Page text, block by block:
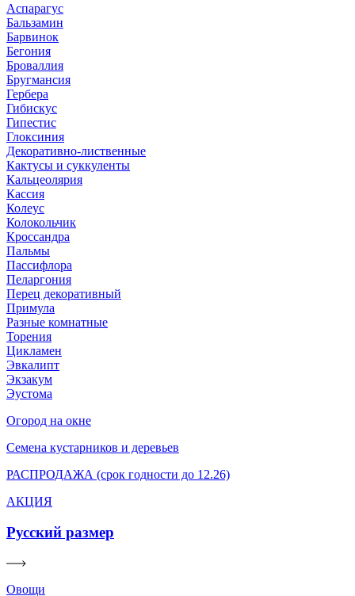
Аспарагус
Бальзамин
Барвинок
Бегония
Броваллия
Бругмансия
Гербера
Гибискус
Гипестис
Глоксиния
Декоративно-лиственные
Кактусы и суккуленты
Кальцеолярия
Кассия
Колеус
Колокольчик
Кроссандра
Пальмы
Пассифлора
Пеларгония
Перец декоративный
Примула
Разные комнатные
Торения
Цикламен
Эвкалипт
Экзакум
Эустома
Огород на окне
Семена кустарников и деревьев
РАСПРОДАЖА (срок годности до 12.26)
АКЦИЯ
Русский размер
Овощи